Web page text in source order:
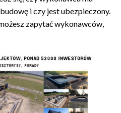
i czy jest ubezpieczony.
zapytać wykonawców,